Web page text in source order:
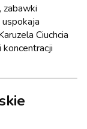
, zabawki
Ciuchcia